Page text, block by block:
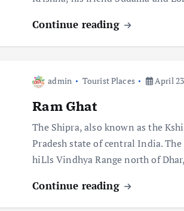
Continue reading
admin Tourist Places April
Ram Ghat
The Shipra, also known as the
Pradesh state of central India.
hiLls Vindhya Range north of
Continue reading